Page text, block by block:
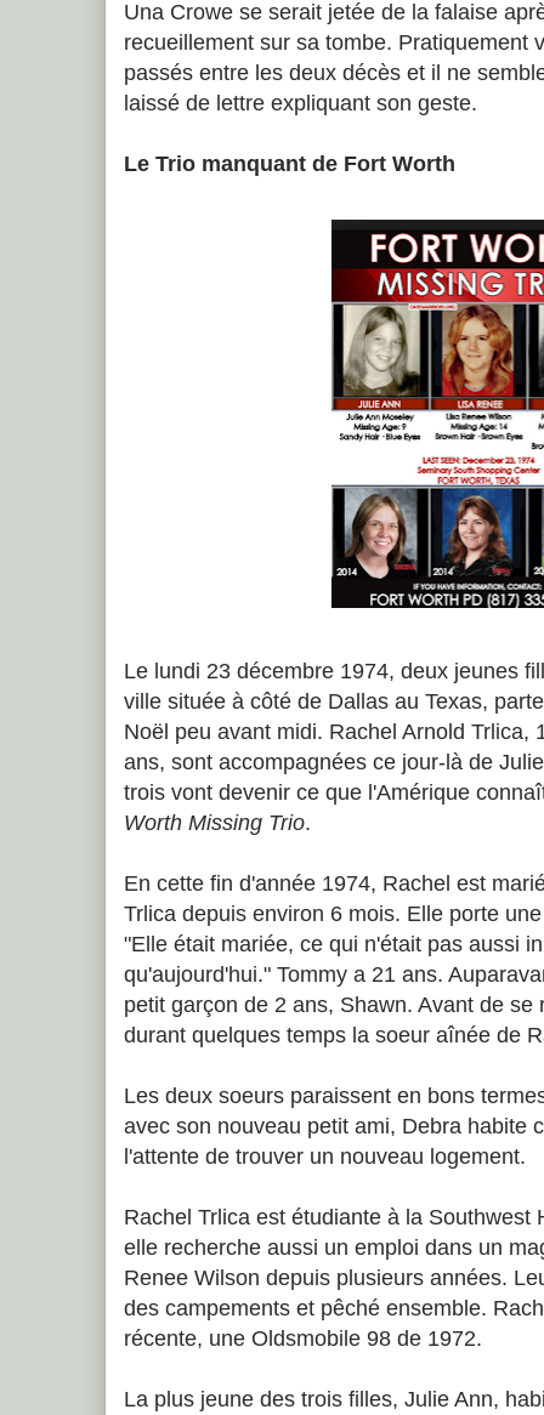
Una Crowe se serait jetée de la falaise
recueillement sur sa tombe. Pratiquement
passés entre les deux décès et il ne
laissé de lettre expliquant son geste.
Le Trio manquant de Fort Worth
Le lundi 23 décembre 1974, deux jeunes
ville située à côté de Dallas au Texas,
Noël peu avant midi. Rachel Arnold Trlica,
ans, sont accompagnées ce jour-là de
trois vont devenir ce que l'Amérique
Worth Missing Trio.
En cette fin d'année 1974, Rachel est
Trlica depuis environ 6 mois. Elle porte
"Elle était mariée, ce qui n'était pas aussi
qu'aujourd'hui." Tommy a 21 ans.
petit garçon de 2 ans, Shawn. Avant de se
durant quelques temps la soeur aînée de
Les deux soeurs paraissent en bons
avec son nouveau petit ami, Debra habite
l'attente de trouver un nouveau logement.
Rachel Trlica est étudiante à la Southwest
elle recherche aussi un emploi dans un
Renee Wilson depuis plusieurs années.
des campements et pêché ensemble.
récente, une Oldsmobile 98 de 1972.
La plus jeune des trois filles, Julie Ann,